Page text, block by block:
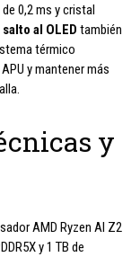
0,2 ms y cristal
salto al OLED también
térmico
y mantener más
y
AMD Ryzen AI Z2
y 1 TB de